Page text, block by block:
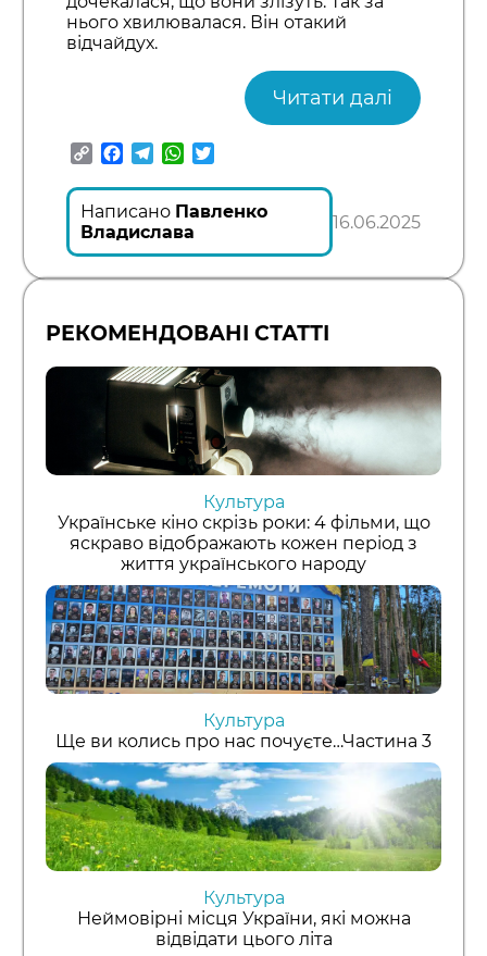
нього хвилювалася. Він отакий
відчайдух.
Читати далі
CopyFacebook
TelegramWhatsApp
Написано Павленко
Владислава
16.06.2025
РЕКОМЕНДОВАНІ СТАТТІ
Культура
Українське кіно скрізь роки: 4 фільми, що
яскраво відображають кожен період з
життя українського народу
Культура
Ще ви колись про нас почуєте…Частина 3
Культура
Неймовірні місця України, які можна
відвідати цього літа